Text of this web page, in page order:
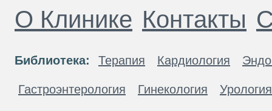
О Клинике Контакты
Библиотека: Терапия Кардиология
Гастроэнтерология Гинекология Урология